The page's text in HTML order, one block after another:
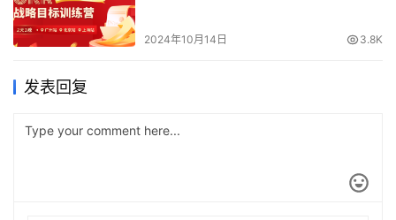
2024年10月14日 3.8K
发表回复